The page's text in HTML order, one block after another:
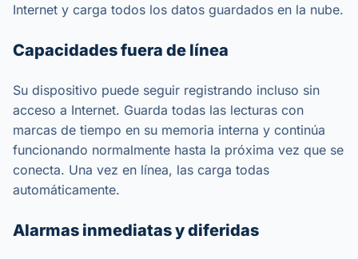
Internet y carga todos los datos guardados en la nube.
Capacidades fuera de línea
Su dispositivo puede seguir registrando incluso sin
acceso a Internet. Guarda todas las lecturas con
marcas de tiempo en su memoria interna y continúa
funcionando normalmente hasta la próxima vez que se
conecta. Una vez en línea, las carga todas
automáticamente.
Alarmas inmediatas y diferidas